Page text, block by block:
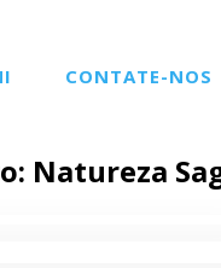
CONTATE-NOS
Natureza